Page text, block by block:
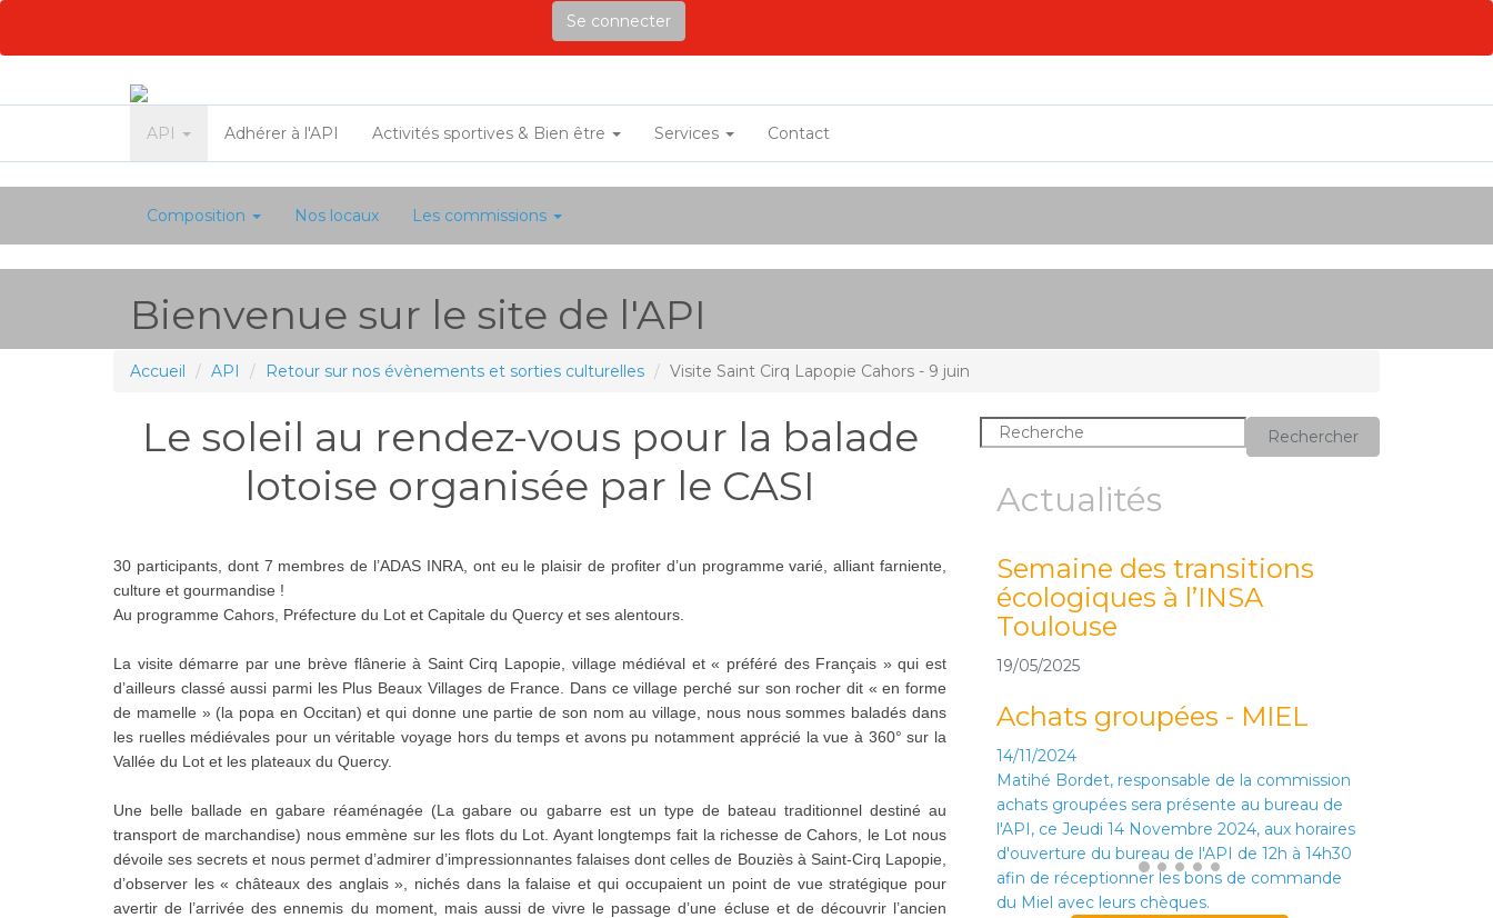
Se connecter
API Adhérer à l'API Activités sportives & Bien être Services Contact
Composition Nos locaux Les commissions
Bienvenue sur le site de l'API
Accueil API Retour sur nos évènements et sorties culturelles Visite Saint Cirq Lapopie Cahors - 9 juin
Le soleil au rendez-vous pour la balade
lotoise organisée par le CASI
30 participants, dont 7 membres de l’ADAS INRA, ont eu le plaisir de profiter d’un programme varié, alliant farniente,
culture et gourmandise !
Au programme Cahors, Préfecture du Lot et Capitale du Quercy et ses alentours.
La visite démarre par une brève flânerie à Saint Cirq Lapopie, village médiéval et « préféré des Français » qui est
d’ailleurs classé aussi parmi les Plus Beaux Villages de France. Dans ce village perché sur son rocher dit « en forme
de mamelle » (la popa en Occitan) et qui donne une partie de son nom au village, nous nous sommes baladés dans
les ruelles médiévales pour un véritable voyage hors du temps et avons pu notamment apprécié la vue à 360° sur la
Vallée du Lot et les plateaux du Quercy.
Une belle ballade en gabare réaménagée (La gabare ou gabarre est un type de bateau traditionnel destiné au
transport de marchandise) nous emmène sur les flots du Lot. Ayant longtemps fait la richesse de Cahors, le Lot nous
dévoile ses secrets et nous permet d’admirer d’impressionnantes falaises dont celles de Bouziès à Saint-Cirq Lapopie,
d’observer les « châteaux des anglais », nichés dans la falaise et qui occupaient un point de vue stratégique pour
avertir de l’arrivée des ennemis du moment, mais aussi de vivre le passage d’une écluse et de découvrir l’ancien
Rechercher
Actualités
Semaine des transitions
écologiques à l’INSA
Toulouse
19/05/2025
Achats groupées - MIEL
14/11/2024
Matihé Bordet, responsable de la commission
achats groupées sera présente au bureau de
l'API, ce Jeudi 14 Novembre 2024, aux horaires
d'ouverture du bureau de l'API de 12h à 14h30
afin de réceptionner les bons de commande
du Miel avec leurs chèques.